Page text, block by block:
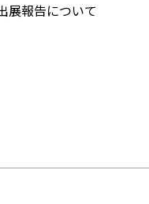
展報告について